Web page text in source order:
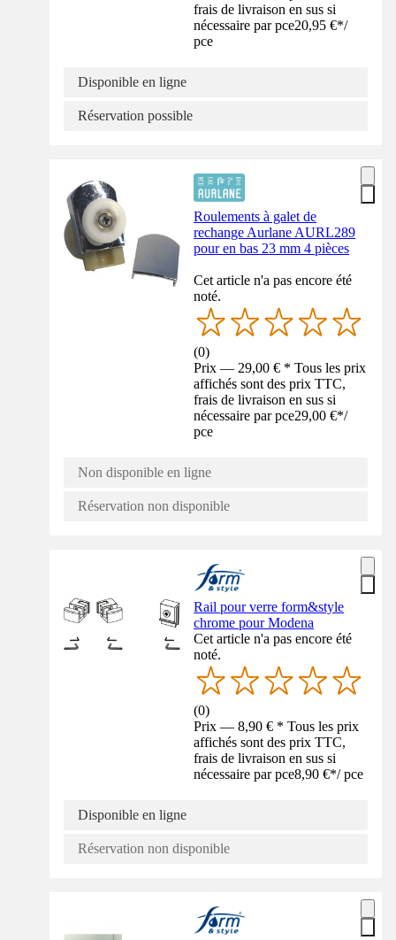
frais de livraison en sus si
nécessaire par pce20,95 €*/
pce
Disponible en ligne
Réservation possible
Roulements à galet de
rechange Aurlane AURL289
pour en bas 23 mm 4 pièces
Cet article n'a pas encore été
noté.
(0)
Prix — 29,00 € * Tous les prix
affichés sont des prix TTC,
frais de livraison en sus si
nécessaire par pce29,00 €*/
pce
Non disponible en ligne
Réservation non disponible
Rail pour verre form&style
chrome pour Modena
Cet article n'a pas encore été
noté.
(0)
Prix — 8,90 € * Tous les prix
affichés sont des prix TTC,
frais de livraison en sus si
nécessaire par pce8,90 €*/ pce
Disponible en ligne
Réservation non disponible